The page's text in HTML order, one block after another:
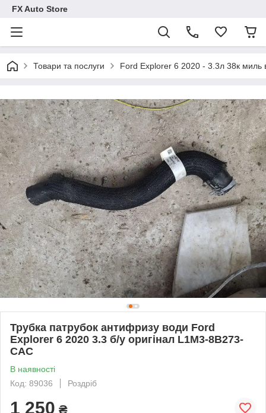
FX Auto Store
Товари та послуги Ford Explorer 6 2020 - 3.3л 38к миль
Трубка патрубок антифризу води Ford
Explorer 6 2020 3.3 б/у оригінал L1M3-8B273-
CAC
В наявності
Код: 89036
Роздріб
1 250 ₴